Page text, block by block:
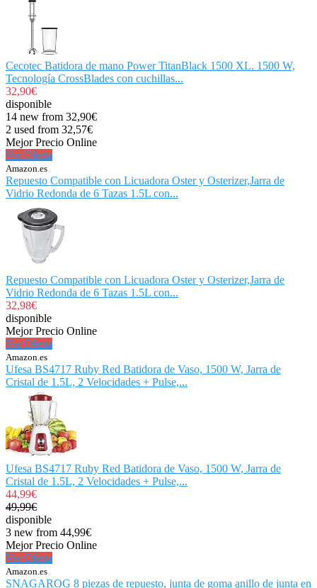
Cecotec Batidora de mano Power TitanBlack 1500 XL. 1500 W,
Tecnología CrossBlades con cuchillas...
32,90€
disponible
14 new from 32,90€
2 used from 32,57€
Mejor Precio Online
Ver Oferta
Amazon.es
Repuesto Compatible con Licuadora Oster y Osterizer,Jarra de
Vidrio Redonda de 6 Tazas 1.5L con...
Repuesto Compatible con Licuadora Oster y Osterizer,Jarra de
Vidrio Redonda de 6 Tazas 1.5L con...
32,98€
disponible
Mejor Precio Online
Ver Oferta
Amazon.es
Ufesa BS4717 Ruby Red Batidora de Vaso, 1500 W, Jarra de
Cristal de 1.5L, 2 Velocidades + Pulse,...
Ufesa BS4717 Ruby Red Batidora de Vaso, 1500 W, Jarra de
Cristal de 1.5L, 2 Velocidades + Pulse,...
44,99€
49,99€
disponible
3 new from 44,99€
Mejor Precio Online
Ver Oferta
Amazon.es
SNAGAROG 8 piezas de repuesto, junta de goma anillo de junta en